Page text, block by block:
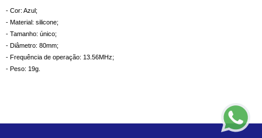
- Cor: Azul;
- Material: silicone;
- Tamanho: único;
- Diâmetro: 80mm;
- Frequência de operação: 13.56MHz;
- Peso: 19g.